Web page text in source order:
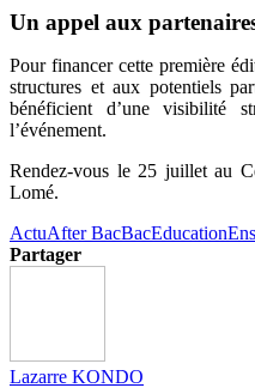
Un appel aux
Pour financer cette première
structures et aux potentiels
bénéficient d’une visibilité
l’événement.
Rendez-vous le 25 juillet au
Lomé.
ActuAfter BacBacEducation
Partager
Lazarre KONDO